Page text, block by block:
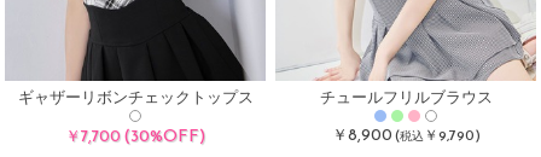
ギャザーリボンチェックトップス
￥7,700(30%OFF)
チュールフリルブラウス
￥8,900(税込￥9,790)